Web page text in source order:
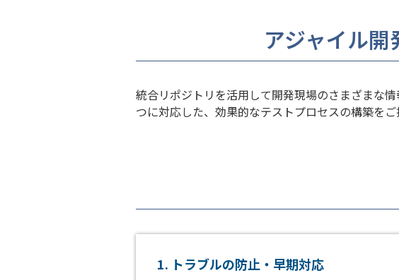
アジャイル
統合リポジトリを活用して開発現場のさまざまな
つに対応した、効果的なテストプロセスの構築をご
トラブルの防止・早期対応